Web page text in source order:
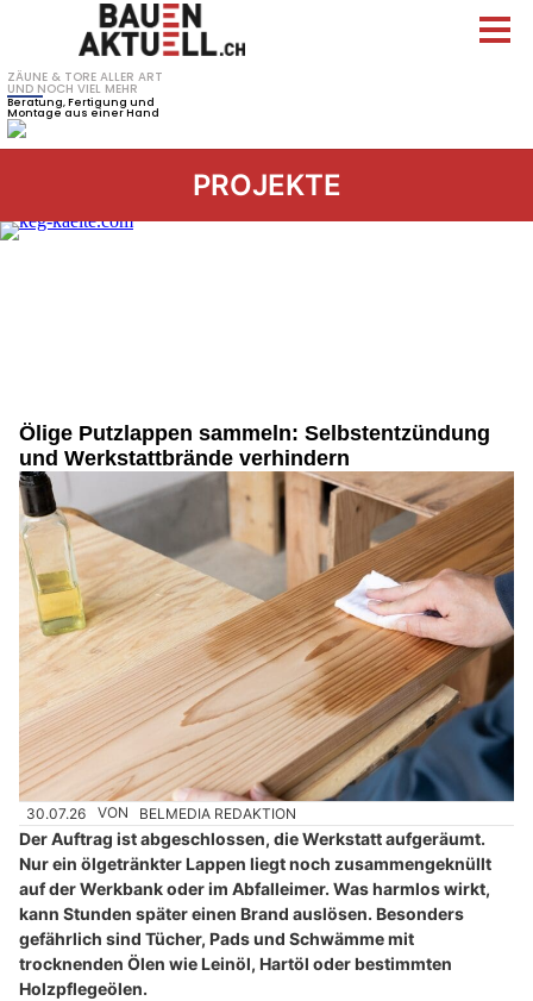
PROJEKTE
Ölige Putzlappen sammeln: Selbstentzündung
und Werkstattbrände verhindern
30.07.26 VON BELMEDIA REDAKTION
Der Auftrag ist abgeschlossen, die Werkstatt aufgeräumt.
Nur ein ölgetränkter Lappen liegt noch zusammengeknüllt
auf der Werkbank oder im Abfalleimer. Was harmlos wirkt,
kann Stunden später einen Brand auslösen. Besonders
gefährlich sind Tücher, Pads und Schwämme mit
trocknenden Ölen wie Leinöl, Hartöl oder bestimmten
Holzpflegeölen.